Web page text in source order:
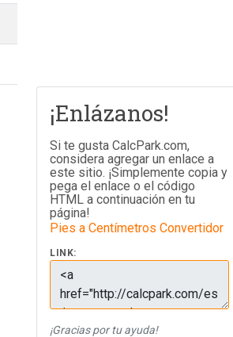
¡Enlázanos!
Si te gusta CalcPark.com,
considera agregar un enlace a
este sitio. ¡Simplemente copia y
pega el enlace o el código
HTML a continuación en tu
página!
Pies a Centímetros Convertidor
LINK:
¡Gracias por tu ayuda!